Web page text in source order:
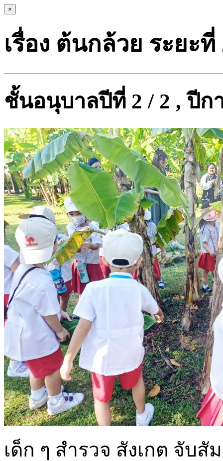
×
เรื่อง ต้นกล้วย ระยะ
ชั้นอนุบาลปีที่ 2 / 2 , ปีก
เด็ก ๆ สำรวจ สังเกต จับ